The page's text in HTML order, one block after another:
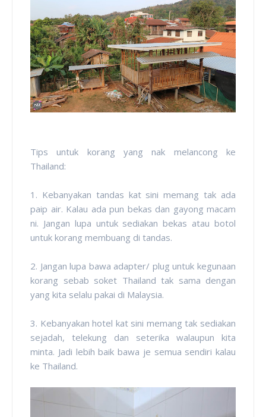
Tips untuk korang yang nak melancong ke
Thailand:
1. Kebanyakan tandas kat sini memang tak ada
paip air. Kalau ada pun bekas dan gayong macam
ni. Jangan lupa untuk sediakan bekas atau botol
untuk korang membuang di tandas.
2. Jangan lupa bawa adapter/ plug untuk kegunaan
korang sebab soket Thailand tak sama dengan
yang kita selalu pakai di Malaysia.
3. Kebanyakan hotel kat sini memang tak sediakan
sejadah, telekung dan seterika walaupun kita
minta. Jadi lebih baik bawa je semua sendiri kalau
ke Thailand.